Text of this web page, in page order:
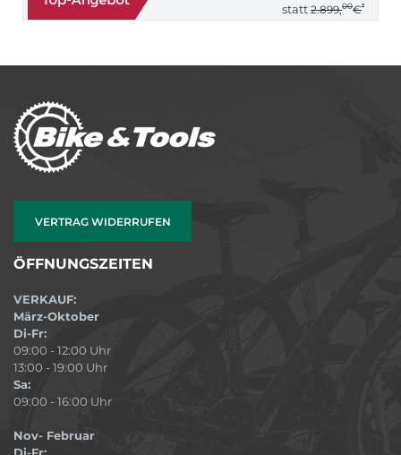
statt 2.899,00€*
VERTRAG WIDERRUFEN
ÖFFNUNGSZEITEN
VERKAUF:
März-Oktober
Di-Fr:
09:00 - 12:00 Uhr
13:00 - 19:00 Uhr
Sa:
09:00 - 16:00 Uhr
Nov- Februar
Di-Fr: